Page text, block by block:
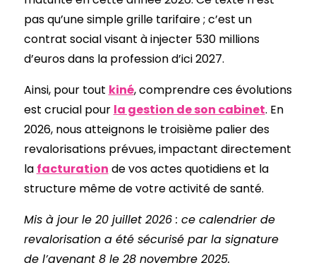
pas qu’une simple grille tarifaire ; c’est un
contrat social visant à injecter 530 millions
d’euros dans la profession d’ici 2027.
Ainsi, pour tout kiné, comprendre ces évolutions
est crucial pour la gestion de son cabinet. En
2026, nous atteignons le troisième palier des
revalorisations prévues, impactant directement
la facturation de vos actes quotidiens et la
structure même de votre activité de santé.
Mis à jour le 20 juillet 2026 : ce calendrier de
revalorisation a été sécurisé par la signature
de l’avenant 8 le 28 novembre 2025.